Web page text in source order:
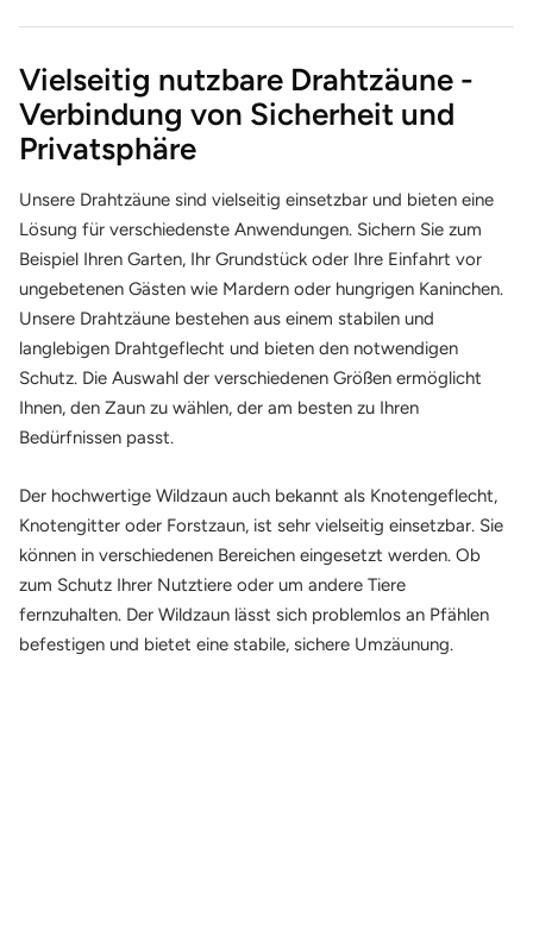
1
0
x
x
3
0
c
m
1
0
x
x
3
0
c
m
1
0
x
x
5
0
c
m
1
0
x
x
3
0
c
m
1
0
x
x
3
0
c
m
Vielseitig nutzbare Drahtzäune -
Verbindung von Sicherheit und
Privatsphäre
Unsere Drahtzäune sind vielseitig einsetzbar und bieten eine
Lösung für verschiedenste Anwendungen. Sichern Sie zum
Beispiel Ihren Garten, Ihr Grundstück oder Ihre Einfahrt vor
ungebetenen Gästen wie Mardern oder hungrigen Kaninchen.
Unsere Drahtzäune bestehen aus einem stabilen und
langlebigen Drahtgeflecht und bieten den notwendigen
Schutz. Die Auswahl der verschiedenen Größen ermöglicht
Ihnen, den Zaun zu wählen, der am besten zu Ihren
Bedürfnissen passt.
Der hochwertige Wildzaun auch bekannt als Knotengeflecht,
Knotengitter oder Forstzaun, ist sehr vielseitig einsetzbar. Sie
können in verschiedenen Bereichen eingesetzt werden. Ob
zum Schutz Ihrer Nutztiere oder um andere Tiere
fernzuhalten. Der Wildzaun lässt sich problemlos an Pfählen
befestigen und bietet eine stabile, sichere Umzäunung.